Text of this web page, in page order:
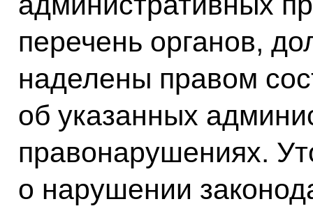
перечень органов,
наделены правом
об указанных
правонарушениях.
о нарушении